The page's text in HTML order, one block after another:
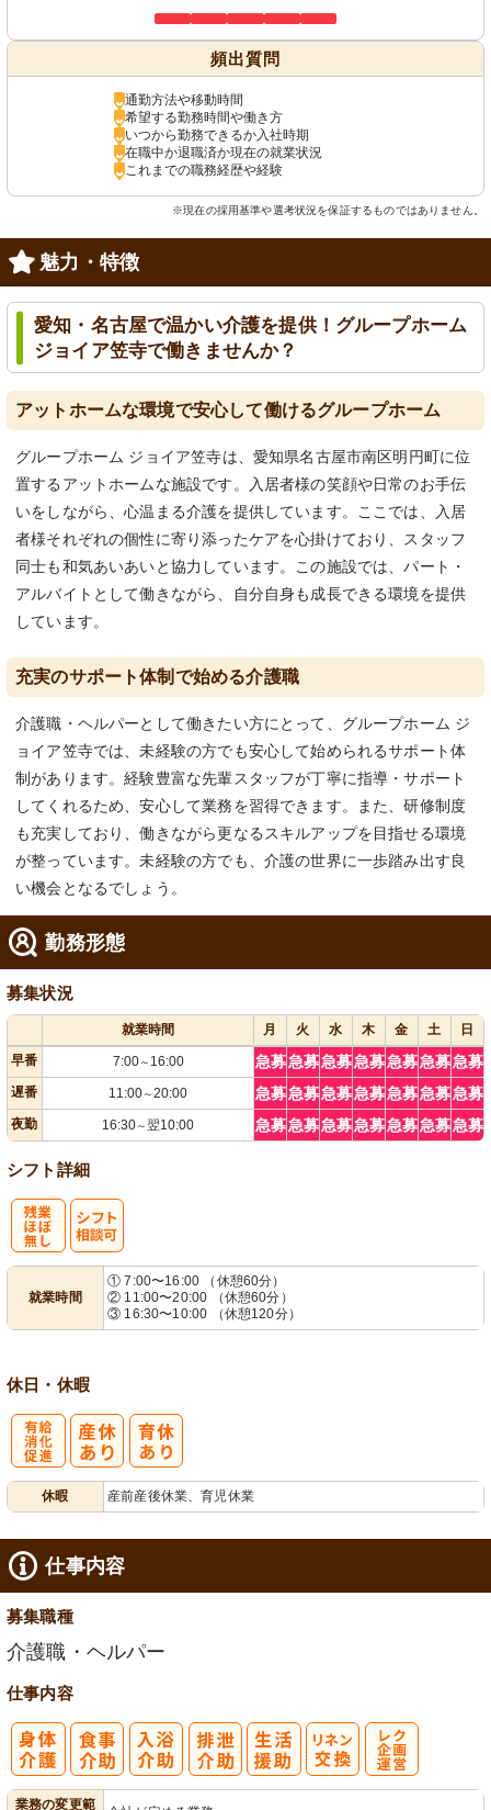
頻出質問
通勤方法や移動時間
希望する勤務時間や働き方
いつから勤務できるか入社時期
在職中か退職済か現在の就業状況
これまでの職務経歴や経験
※現在の採用基準や選考状況を保証するものではありません。
魅力・特徴
愛知・名古屋で温かい介護を提供！グループホーム
ジョイア笠寺で働きませんか？
アットホームな環境で安心して働けるグループホーム
グループホーム ジョイア笠寺は、愛知県名古屋市南区明円町に位
置するアットホームな施設です。入居者様の笑顔や日常のお手伝
いをしながら、心温まる介護を提供しています。ここでは、入居
者様それぞれの個性に寄り添ったケアを心掛けており、スタッフ
同士も和気あいあいと協力しています。この施設では、パート・
アルバイトとして働きながら、自分自身も成長できる環境を提供
しています。
充実のサポート体制で始める介護職
介護職・ヘルパーとして働きたい方にとって、グループホーム ジ
ョイア笠寺では、未経験の方でも安心して始められるサポート体
制があります。経験豊富な先輩スタッフが丁寧に指導・サポート
してくれるため、安心して業務を習得できます。また、研修制度
も充実しており、働きながら更なるスキルアップを目指せる環境
が整っています。未経験の方でも、介護の世界に一歩踏み出す良
い機会となるでしょう。
勤務形態
募集状況
就業時間 月 火 水 木 金 土
日
早番
7:00～ 16:00 急募急募急募急募急募急募急募
遅番 11:00～20:00 急募急募急募急募急募急募急募
夜勤 16:30～翌10:00 急募急募急募急募急募急募急募
シフト詳細
就業時間
① 7:00〜16:00 （休憩60分）
② 11:00〜20:00 （休憩60分）
③ 16:30〜10:00 （休憩120分）
休日・休暇
休暇 産前産後休業、育児休業
仕事内容
募集職種
介護職・ヘルパー
仕事内容
業務の変更範